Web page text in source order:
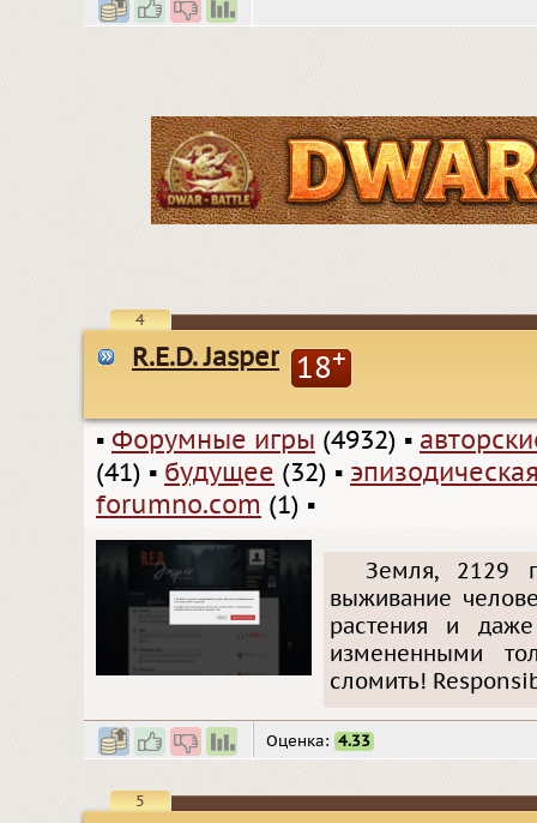
4
R.E.D. Jasper 18+
▪ Форумные игры (4932) ▪
(41) ▪ будущее (32) ▪
forumno.com (1) ▪
Земля, 2129
выживание
растения и
измененными
сломить!
Оценка: 4.33
5